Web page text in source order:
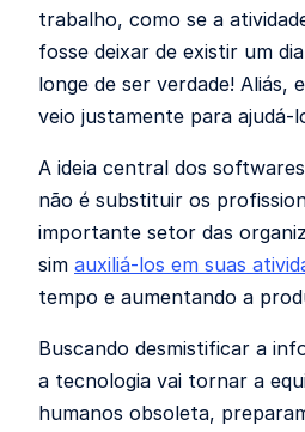
trabalho, como se a
fosse deixar de existir um
longe de ser verdade! Aliás,
veio justamente para ajudá-
A ideia central dos
não é substituir os
importante setor das
sim auxiliá-los em suas
tempo e aumentando a
Buscando desmistificar a
a tecnologia vai tornar a
humanos obsoleta,